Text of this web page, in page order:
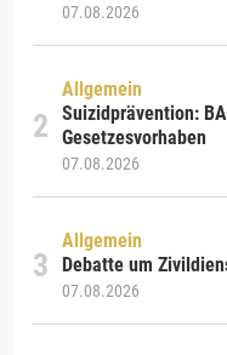
07.08.2026
Allgemein
Suizidprävention:
Gesetzesvorhaben
07.08.2026
Allgemein
Debatte um
07.08.2026